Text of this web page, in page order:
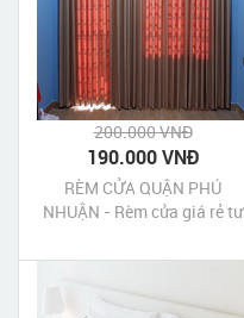
200.000 VNĐ
190.000 VNĐ
RÈM CỬA QUẬN PHÚ
NHUẬN - Rèm cửa giá rẻ tư